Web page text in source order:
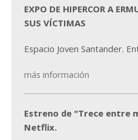
EXPO DE HIPERCOR A
SUS VÍCTIMAS
Espacio Joven Santander.
más información
Estreno de "Trece entre
Netflix.